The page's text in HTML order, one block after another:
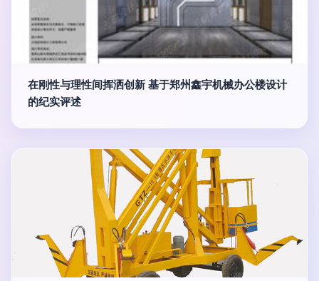
在刚性与理性间挥洒创新 基于郑州鑫宇机械办公楼设计
的纪实评述